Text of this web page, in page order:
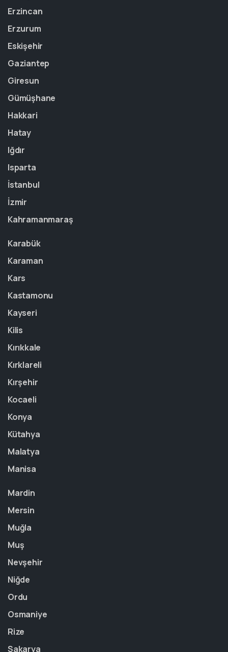
Erzincan
Erzurum
Eskişehir
Gaziantep
Giresun
Gümüşhane
Hakkari
Hatay
Iğdır
Isparta
İstanbul
İzmir
Kahramanmaraş
Karabük
Karaman
Kars
Kastamonu
Kayseri
Kilis
Kırıkkale
Kırklareli
Kırşehir
Kocaeli
Konya
Kütahya
Malatya
Manisa
Mardin
Mersin
Muğla
Muş
Nevşehir
Niğde
Ordu
Osmaniye
Rize
Sakarya